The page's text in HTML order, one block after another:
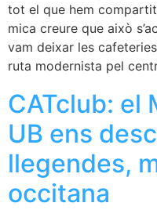
tot el que hem
mica creure que això
vam deixar les
ruta modernista pel
CATclub: el
UB ens
llegendes,
occitana